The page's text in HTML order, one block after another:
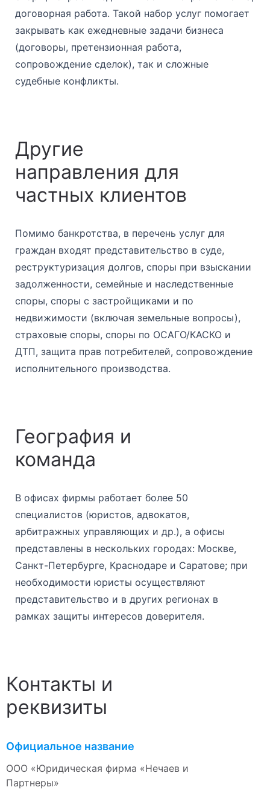
договорная работа. Такой набор услуг помогает
закрывать как ежедневные задачи бизнеса
(договоры, претензионная работа,
сопровождение сделок), так и сложные
судебные конфликты.
Другие
направления для
частных клиентов
Помимо банкротства, в перечень услуг для
граждан входят представительство в суде,
реструктуризация долгов, споры при взыскании
задолженности, семейные и наследственные
споры, споры с застройщиками и по
недвижимости (включая земельные вопросы),
страховые споры, споры по ОСАГО/КАСКО и
ДТП, защита прав потребителей, сопровождение
исполнительного производства.
География и
команда
В офисах фирмы работает более 50
специалистов (юристов, адвокатов,
арбитражных управляющих и др.), а офисы
представлены в нескольких городах: Москве,
Санкт-Петербурге, Краснодаре и Саратове; при
необходимости юристы осуществляют
представительство и в других регионах в
рамках защиты интересов доверителя.
Контакты и
реквизиты
Официальное название
ООО «Юридическая фирма «Нечаев и
Партнеры»